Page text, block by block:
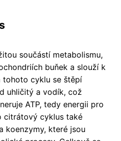
součástí metabolismu,
buňek a slouží k
tohoto cyklu se štěpí
uhličitý a vodík, což
ATP, tedy energii pro
citrátový cyklus také
koenzymy, které jsou